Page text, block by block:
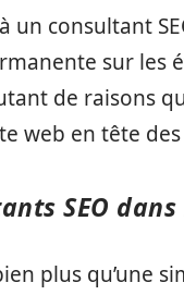
consultant
sur les
de raisons
web en tête
SEO
plus qu’une